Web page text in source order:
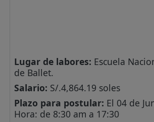
Lugar de labores: Escuela
de Ballet.
Salario: S/.4,864.19 soles
Plazo para postular: El 04 de
Hora: de 8:30 am a 17:30